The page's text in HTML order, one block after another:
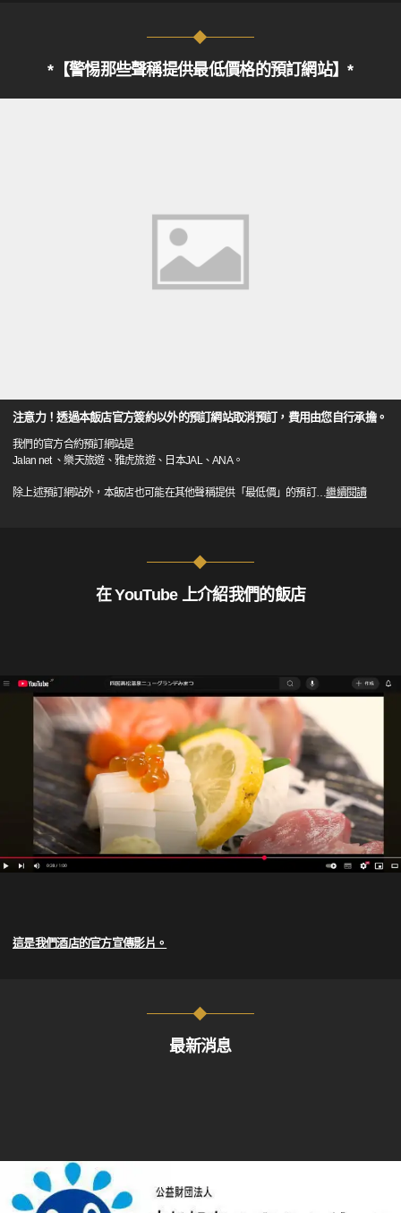
*【警惕那些聲稱提供最低價格的預訂網站】*
注意力！透過本飯店官方簽約以外的預訂網站取消預訂，費用由您自行承擔。
我們的官方合約預訂網站是
Jalan net 、樂天旅遊、雅虎旅遊、日本JAL、ANA。
除上述預訂網站外，本飯店也可能在其他聲稱提供「最低價」的預訂 …繼續閱讀
在 YouTube 上介紹我們的飯店
這是我們酒店的官方宣傳影片。
最新消息